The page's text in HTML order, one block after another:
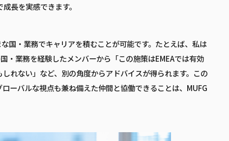
長を実感できます。
国・業務でキャリアを積むことが可能です。たとえば、私は
・業務を経験したメンバーから「この施策はEMEAでは有効
れない」など、別の角度からアドバイスが得られます。この
ーバルな視点も兼ね備えた仲間と協働できることは、MUFG